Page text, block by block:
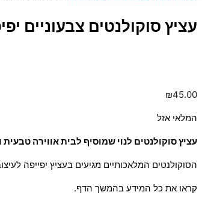
עציץ סוקולנטים צבעוניים
₪45.00
המלאי אזל
עציץ סוקולנטים לנוי שמוסיף לבית אווירה טבעית
הסוקולנטים המלאכותיים מגיעים בעציץ יפייפה
קראו את כל המידע בהמשך הדף.